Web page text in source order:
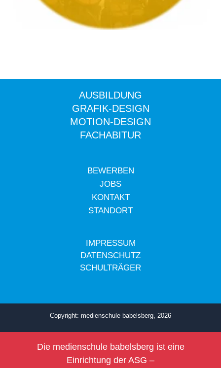
AUSBILDUNG
GRAFIK-DESIGN
MOTION-DESIGN
FACHABITUR
BEWERBEN
JOBS
KONTAKT
STANDORT
IMPRESSUM
DATENSCHUTZ
SCHULTRÄGER
Copyright: medienschule babelsberg, 2026
Die medienschule babelsberg ist eine
Einrichtung der ASG –